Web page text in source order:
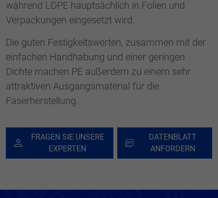
während LDPE hauptsächlich in Folien und
Verpackungen eingesetzt wird.
Die guten Festigkeitswerten, zusammen mit der
einfachen Handhabung und einer geringen
Dichte machen PE außerdem zu einem sehr
attraktiven Ausgangsmaterial für die
Faserherstellung.
FRAGEN SIE UNSERE
EXPERTEN
DATENBLATT
ANFORDERN